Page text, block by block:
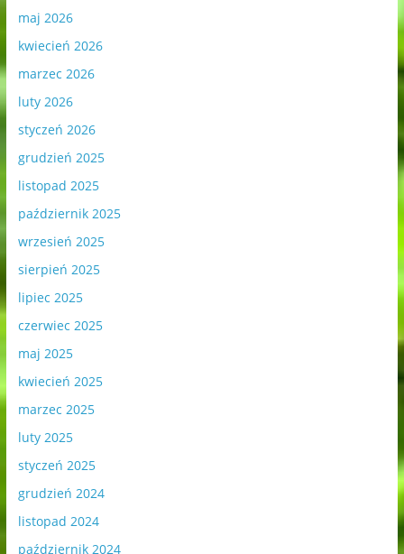
maj 2026
kwiecień 2026
marzec 2026
luty 2026
styczeń 2026
grudzień 2025
listopad 2025
październik 2025
wrzesień 2025
sierpień 2025
lipiec 2025
czerwiec 2025
maj 2025
kwiecień 2025
marzec 2025
luty 2025
styczeń 2025
grudzień 2024
listopad 2024
październik 2024